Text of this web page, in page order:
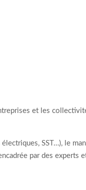
et les
SST…), le
par des experts